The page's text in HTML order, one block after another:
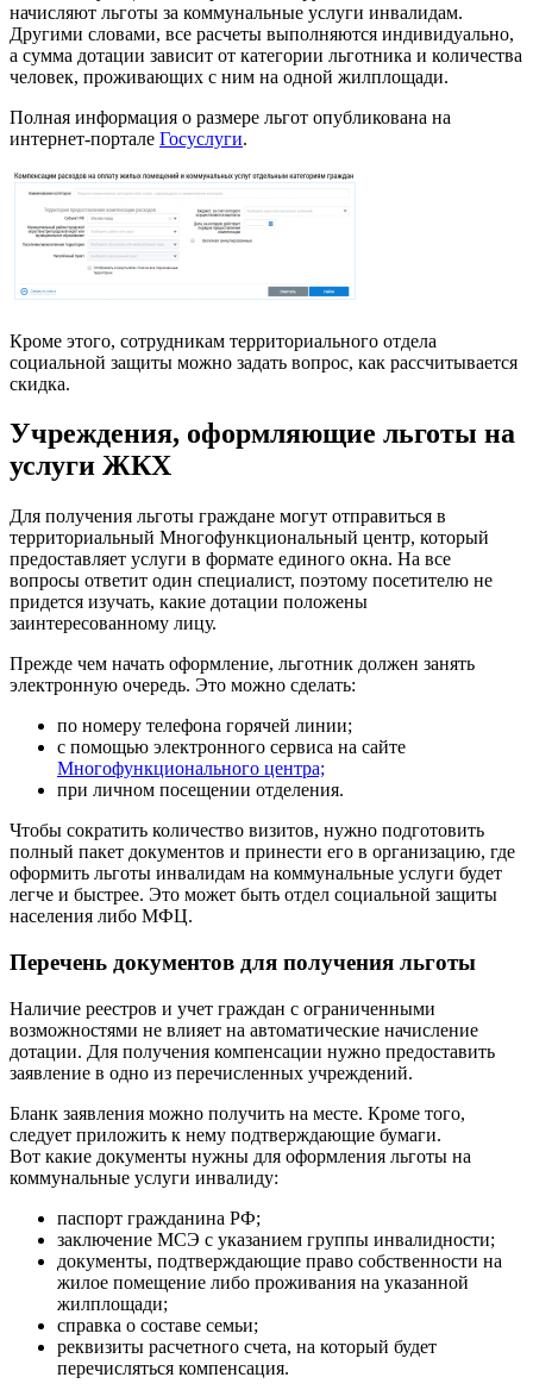
начисляют льготы за коммунальные услуги инвалидам.
Другими словами, все расчеты выполняются индивидуально,
а сумма дотации зависит от категории льготника и количества
человек, проживающих с ним на одной жилплощади.
Полная информация о размере льгот опубликована на
интернет-портале Госуслуги.
Кроме этого, сотрудникам территориального отдела
социальной защиты можно задать вопрос, как рассчитывается
скидка.
Учреждения, оформляющие льготы на
услуги ЖКХ
Для получения льготы граждане могут отправиться в
территориальный Многофункциональный центр, который
предоставляет услуги в формате единого окна. На все
вопросы ответит один специалист, поэтому посетителю не
придется изучать, какие дотации положены
заинтересованному лицу.
Прежде чем начать оформление, льготник должен занять
электронную очередь. Это можно сделать:
по номеру телефона горячей линии;
с помощью электронного сервиса на сайте
Многофункционального центра;
при личном посещении отделения.
Чтобы сократить количество визитов, нужно подготовить
полный пакет документов и принести его в организацию, где
оформить льготы инвалидам на коммунальные услуги будет
легче и быстрее. Это может быть отдел социальной защиты
населения либо МФЦ.
Перечень документов для получения льготы
Наличие реестров и учет граждан с ограниченными
возможностями не влияет на автоматические начисление
дотации. Для получения компенсации нужно предоставить
заявление в одно из перечисленных учреждений.
Бланк заявления можно получить на месте. Кроме того,
следует приложить к нему подтверждающие бумаги.
Вот какие документы нужны для оформления льготы на
коммунальные услуги инвалиду:
паспорт гражданина РФ;
заключение МСЭ с указанием группы инвалидности;
документы, подтверждающие право собственности на
жилое помещение либо проживания на указанной
жилплощади;
справка о составе семьи;
реквизиты расчетного счета, на который будет
перечисляться компенсация.